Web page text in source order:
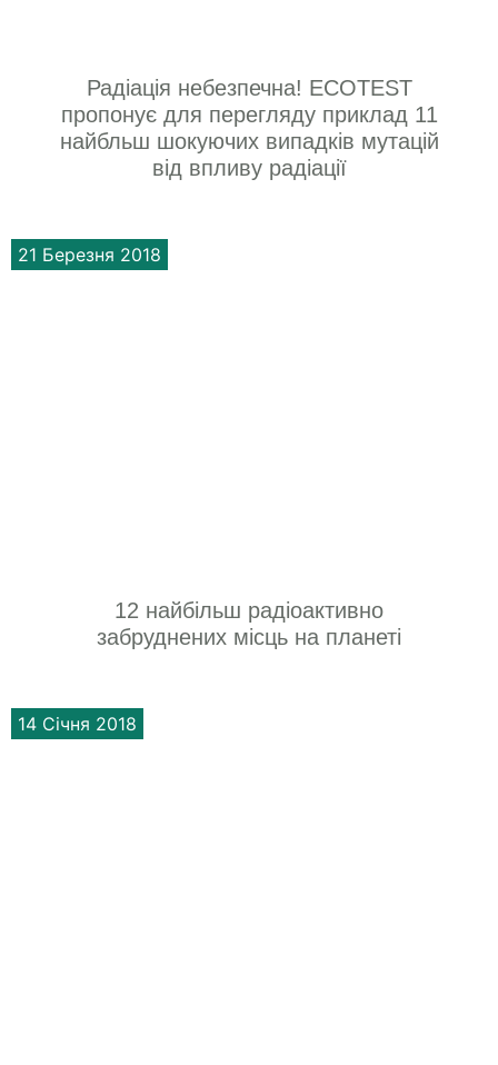
Радіація небезпечна! ECOTEST
пропонує для перегляду приклад 11
найбльш шокуючих випадків мутацій
від впливу радіації
21 Березня 2018
12 найбільш радіоактивно
забруднених місць на планеті
14 Січня 2018